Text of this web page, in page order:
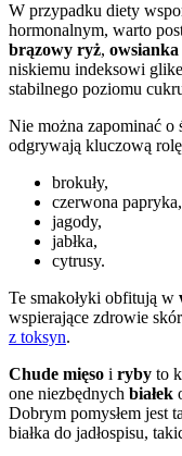
W przypadku diety
hormonalnym, warto
brązowy ryż, owsianka
niskiemu indeksowi
stabilnego poziomu
Nie można zapominać
odgrywają kluczową
brokuły,
czerwona papryka,
jagody,
jabłka,
cytrusy.
Te smakołyki obfitują w
wspierające zdrowie
z toksyn.
Chude mięso i ryby to
one niezbędnych białek
Dobrym pomysłem jest
białka do jadłospisu,